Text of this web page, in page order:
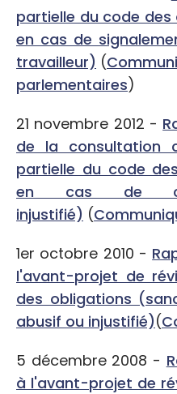
partielle du code
en cas de
travailleur) (
parlementaires)
21 novembre 2012 -
de la consultation
partielle du code
en cas de
injustifié) (
1er octobre 2010 -
l'avant-projet de
des obligations
abusif ou injustifié)(
5 décembre 2008 -
à l'avant-projet de